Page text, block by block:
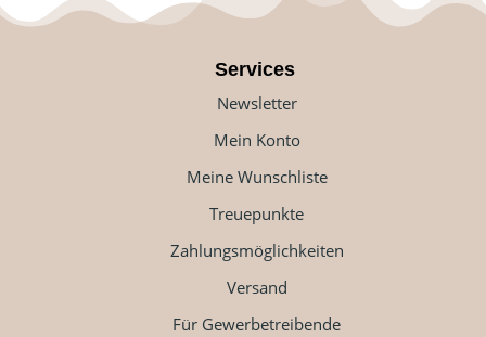
Services
Newsletter
Mein Konto
Meine Wunschliste
Treuepunkte
Zahlungsmöglichkeiten
Versand
Für Gewerbetreibende